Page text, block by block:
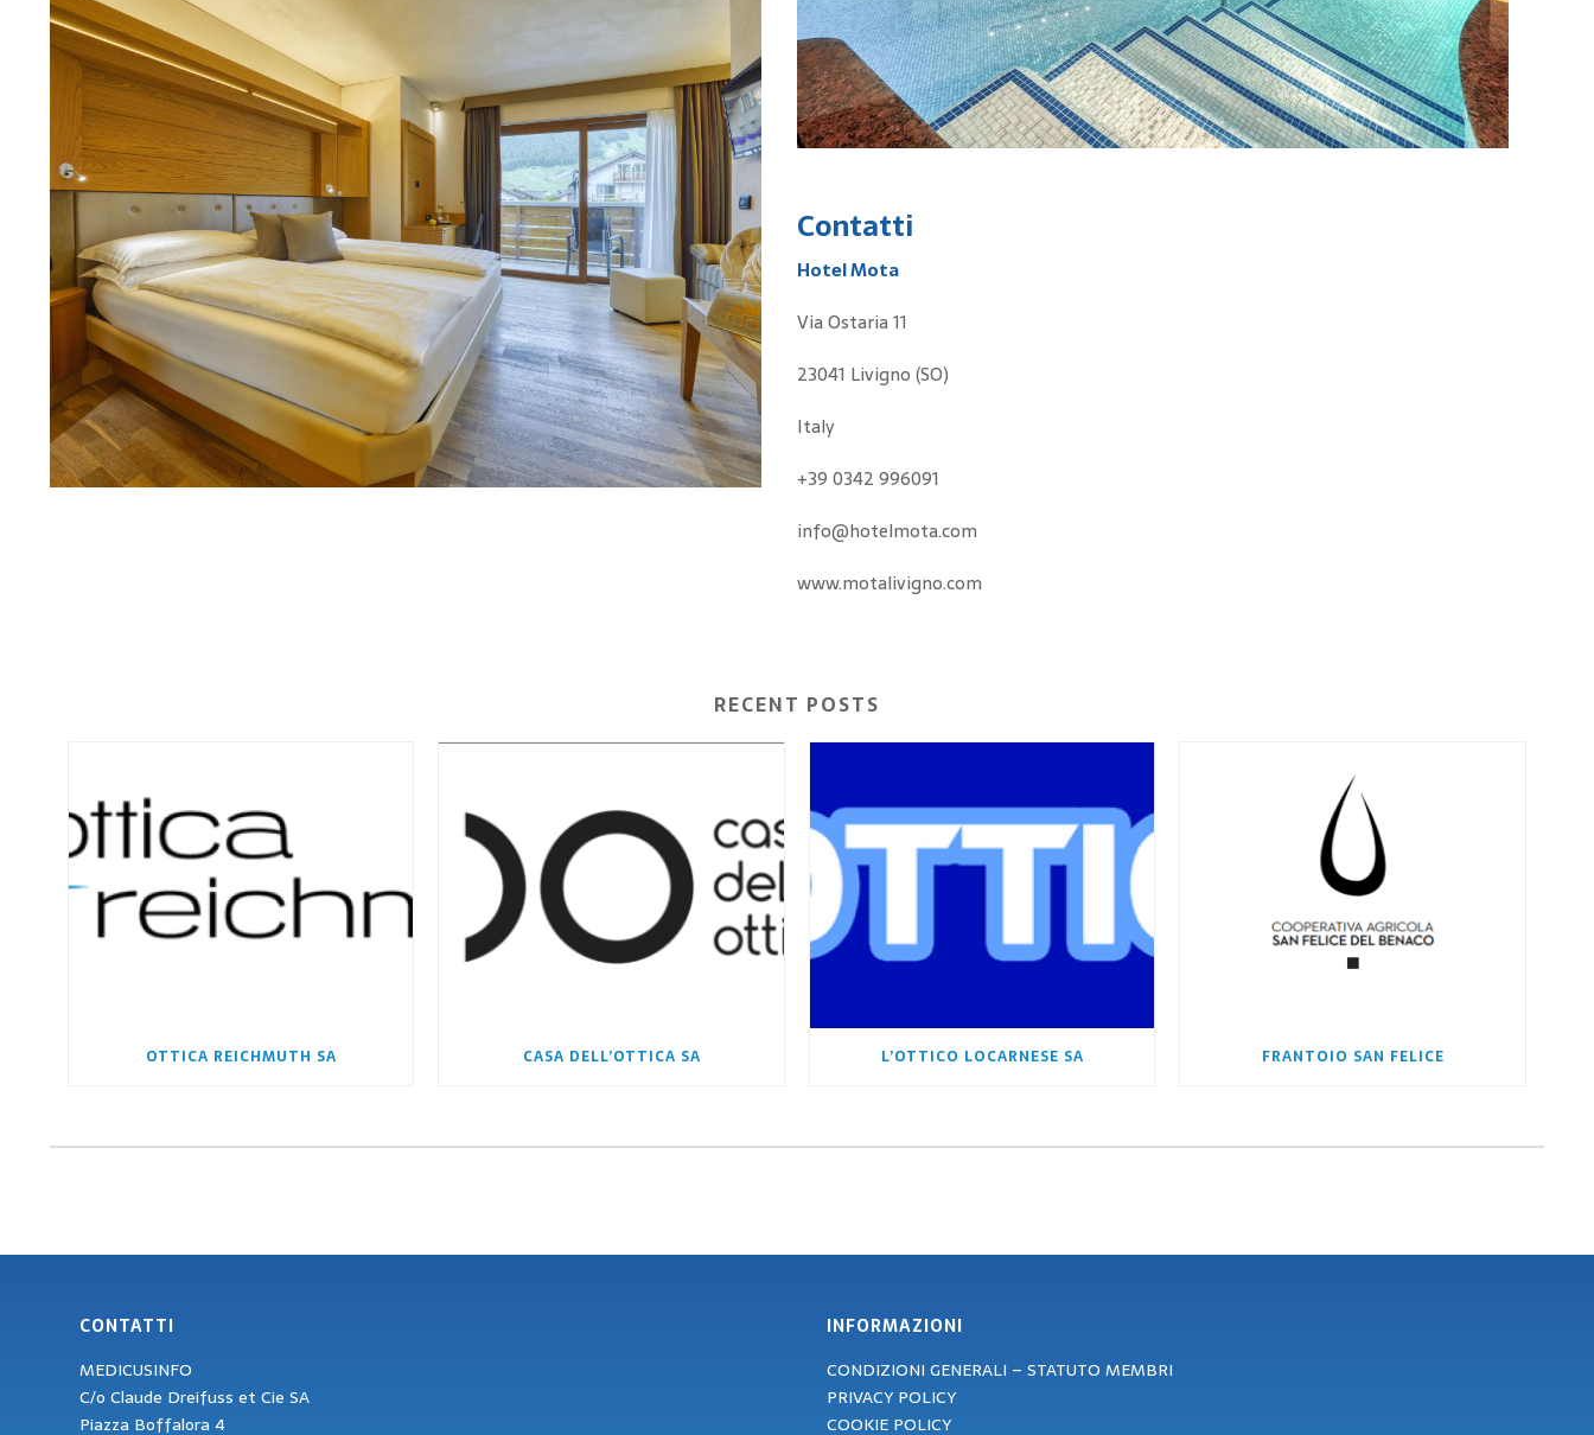
Contatti
Hotel Mota
Via Ostaria 11
23041 Livigno (SO)
Italy
+39 0342 996091
info@hotelmota.com
www.motalivigno.com
RECENT POSTS
OTTICA REICHMUTH SA CASA DELL’OTTICA SA L’OTTICO LOCARNESE SA FRANTOIO SAN FELICE
CONTATTI
MEDICUSINFO
C/o Claude Dreifuss et Cie SA
Piazza Boffalora 4
INFORMAZIONI
CONDIZIONI GENERALI – STATUTO MEMBRI
PRIVACY POLICY
COOKIE POLICY